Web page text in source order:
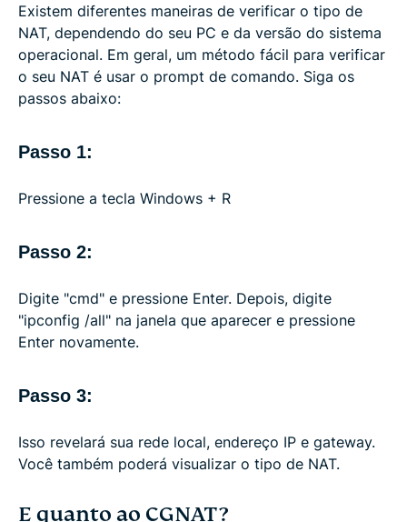
Existem diferentes maneiras de verificar o tipo de
NAT, dependendo do seu PC e da versão do sistema
operacional. Em geral, um método fácil para verificar
o seu NAT é usar o prompt de comando. Siga os
passos abaixo:
Passo 1:
Pressione a tecla Windows + R
Passo 2:
Digite "cmd" e pressione Enter. Depois, digite
"ipconfig /all" na janela que aparecer e pressione
Enter novamente.
Passo 3:
Isso revelará sua rede local, endereço IP e gateway.
Você também poderá visualizar o tipo de NAT.
E quanto ao CGNAT?